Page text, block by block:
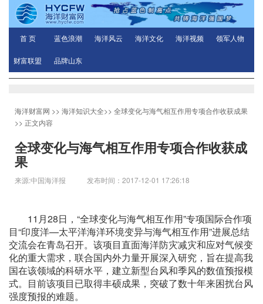
首 页 蓝色浪潮 海洋风云 海洋文化 海洋视频 领军人物
财富联盟 品牌山东
海洋财富网 >> 海洋知识大全>> 全球变化与海气相互作用专项合作收获成果
>> 正文内容
全球变化与海气相互作用专项合作收获成
果
来源:中国海洋报 发布时间：2017-12-01 17:26:18
11月28日，“全球变化与海气相互作用”专项国际合作项
目“印度洋—太平洋海洋环境变异与海气相互作用”进展总结
交流会在青岛召开。该项目直面海洋防灾减灾和应对气候变
化的重大需求，联合国内外力量开展深入研究，旨在提高我
国在该领域的科研水平，建立新型台风和季风的数值预报模
式。目前该项目已取得丰硕成果，突破了数十年来困扰台风
强度预报的难题。